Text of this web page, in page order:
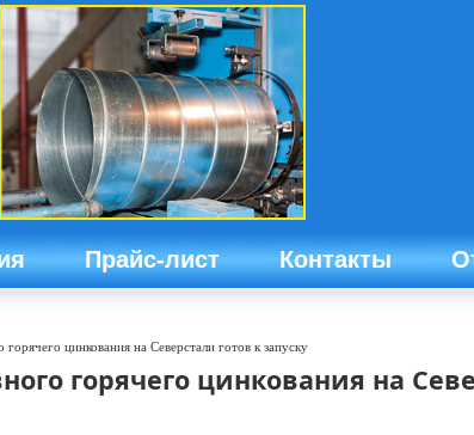
Прайс-лист Контакты
цинкования на Северстали готов к запуску
горячего цинкования на